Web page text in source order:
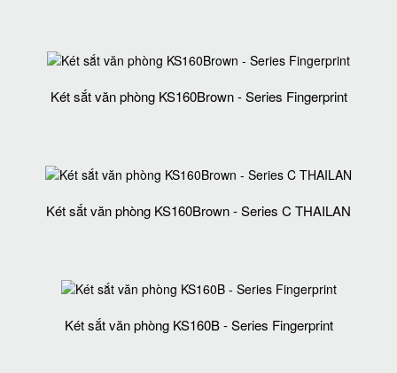
Két sắt văn phòng KS160Brown - Series Fingerprint
Két sắt văn phòng KS160Brown - Series C THAILAN
Két sắt văn phòng KS160B - Series Fingerprint